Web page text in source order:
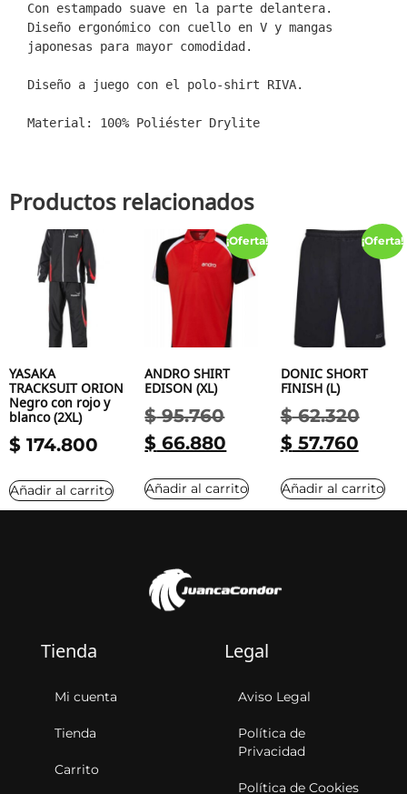
Con estampado suave en la parte delantera.
Diseño ergonómico con cuello en V y mangas
japonesas para mayor comodidad.
Diseño a juego con el polo-shirt RIVA.
Material: 100% Poliéster Drylite
Productos relacionados
YASAKA
TRACKSUIT ORION
Negro con rojo y
blanco (2XL)
$ 174.800
Añadir al carrito
¡Oferta!
ANDRO SHIRT
EDISON (XL)
$95.760
$ 66.880
Añadir al carrito
¡Oferta!
DONIC SHORT
FINISH (L)
$62.320
$57.760
Añadir al carrito
Tienda
Mi cuenta
Tienda
Carrito
Legal
Aviso Legal
Política de
Privacidad
Política de Cookies